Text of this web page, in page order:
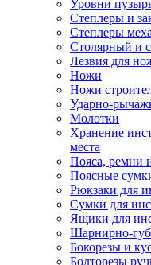
Уровни
Степлеры и
Степлеры
Столярный и
Лезвия для
Ножи
Ножи
Ударно-
Молотки
Хранение
места
Пояса, ремни
Поясные
Рюкзаки для
Сумки для
Ящики для
Шарнирно-
Бокорезы и
Болторезы